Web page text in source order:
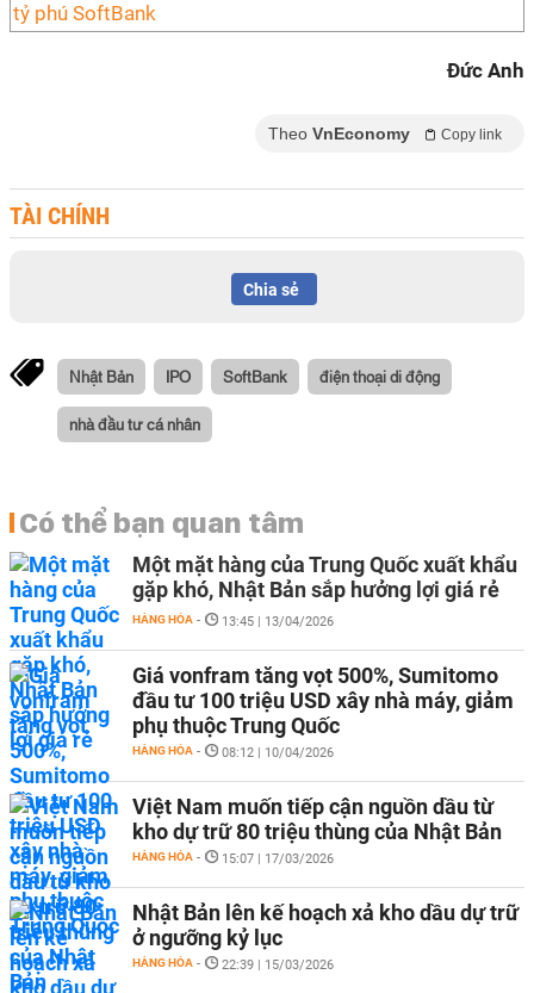
tỷ phú SoftBank
Đức Anh
Theo VnEconomy Copy link
TÀI CHÍNH
Chia sẻ
Nhật Bản IPO SoftBank điện thoại di động
nhà đầu tư cá nhân
Có thể bạn quan tâm
Một mặt hàng của Trung Quốc xuất khẩu
gặp khó, Nhật Bản sắp hưởng lợi giá rẻ
HÀNG HÓA - 13:45 | 13/04/2026
Giá vonfram tăng vọt 500%, Sumitomo
đầu tư 100 triệu USD xây nhà máy, giảm
phụ thuộc Trung Quốc
HÀNG HÓA - 08:12 | 10/04/2026
Việt Nam muốn tiếp cận nguồn dầu từ
kho dự trữ 80 triệu thùng của Nhật Bản
HÀNG HÓA - 15:07 | 17/03/2026
Nhật Bản lên kế hoạch xả kho dầu dự trữ
ở ngưỡng kỷ lục​
HÀNG HÓA - 22:39 | 15/03/2026